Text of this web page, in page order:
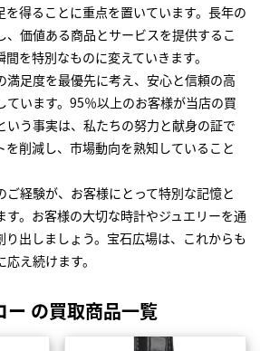
を得ることに重点を置いています。長年の
、価値ある商品とサービスを提供するこ
を特別なものに変えていきます。
満足度を最優先に考え、安心と信頼の高
ています。95％以上のお客様が当店の買
いう事実は、私たちの努力と献身の証で
を削減し、市場動向を熟知していること
ご経験が、お客様にとって特別な記憶と
す。お客様の大切な時計やジュエリーを通
り出しましょう。宝石広場は、これからも
え続けます。
ー の買取商品一覧